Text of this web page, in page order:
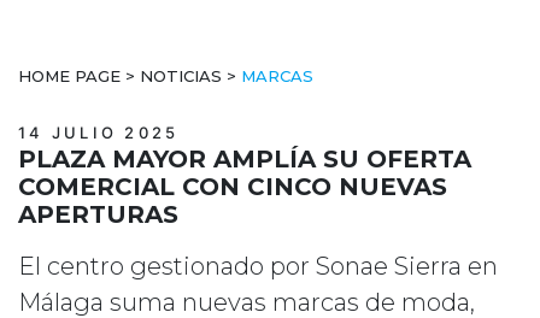
HOME PAGE > NOTICIAS > MARCAS
14 JULIO 2025
PLAZA MAYOR AMPLÍA SU OFERTA
COMERCIAL CON CINCO NUEVAS
APERTURAS
El centro gestionado por Sonae Sierra en
Málaga suma nuevas marcas de moda,